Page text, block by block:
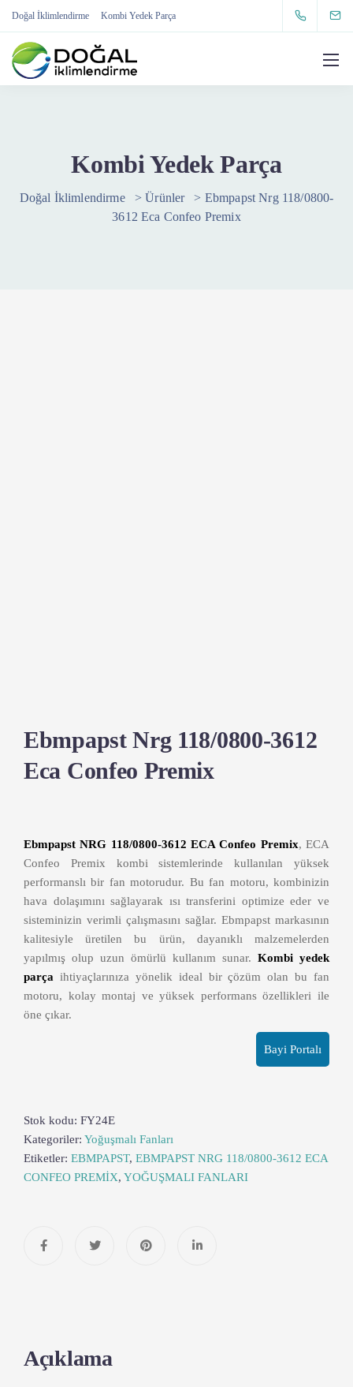
Doğal İklimlendirme Kombi Yedek Parça
Kombi Yedek Parça
Doğal İklimlendirme >Ürünler > Ebmpapst Nrg 118/0800-
3612 Eca Confeo Premix
Ebmpapst Nrg 118/0800-3612
Eca Confeo Premix
Ebmpapst NRG 118/0800-3612 ECA Confeo Premix, ECA
Confeo Premix kombi sistemlerinde kullanılan yüksek
performanslı bir fan motorudur. Bu fan motoru, kombinizin
hava dolaşımını sağlayarak ısı transferini optimize eder ve
sisteminizin verimli çalışmasını sağlar. Ebmpapst markasının
kalitesiyle üretilen bu ürün, dayanıklı malzemelerden
yapılmış olup uzun ömürlü kullanım sunar. Kombi yedek
parça ihtiyaçlarınıza yönelik ideal bir çözüm olan bu fan
motoru, kolay montaj ve yüksek performans özellikleri ile
öne çıkar.
Bayi Portalı
Stok kodu: FY24E
Kategoriler: Yoğuşmalı Fanları
Etiketler: EBMPAPST, EBMPAPST NRG 118/0800-3612 ECA
CONFEO PREMİX, YOĞUŞMALI FANLARI
Açıklama